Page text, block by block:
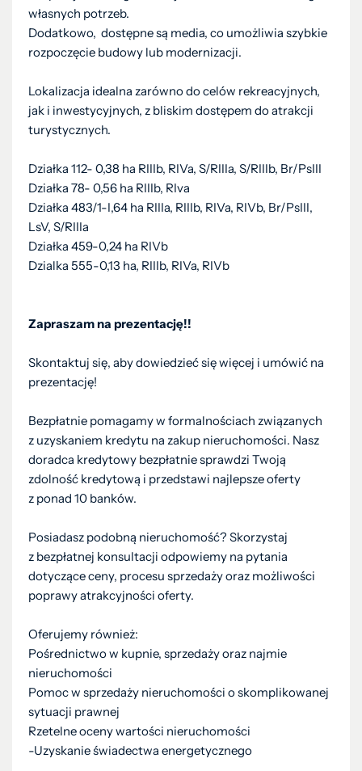
własnych potrzeb.
Dodatkowo, dostępne są media, co umożliwia szybkie
rozpoczęcie budowy lub modernizacji.
Lokalizacja idealna zarówno do celów rekreacyjnych,
jak i inwestycyjnych, z bliskim dostępem do atrakcji
turystycznych.
Działka 112- 0,38 ha RIIIb, RIVa, S/RIIIa, S/RIIIb, Br/PsIII
Działka 78- 0,56 ha RIIIb, RIva
Działka 483/1-I,64 ha RIIIa, RIIIb, RIVa, RIVb, Br/PsIII,
LsV, S/RIIIa
Działka 459-0,24 ha RIVb
Dzialka 555-0,13 ha, RIIIb, RIVa, RIVb
Zapraszam na prezentację!!
Skontaktuj się, aby dowiedzieć się więcej i umówić na
prezentację!
Bezpłatnie pomagamy w formalnościach związanych
z uzyskaniem kredytu na zakup nieruchomości. Nasz
doradca kredytowy bezpłatnie sprawdzi Twoją
zdolność kredytową i przedstawi najlepsze oferty
z ponad 10 banków.
Posiadasz podobną nieruchomość? Skorzystaj
z bezpłatnej konsultacji odpowiemy na pytania
dotyczące ceny, procesu sprzedaży oraz możliwości
poprawy atrakcyjności oferty.
Oferujemy również:
Pośrednictwo w kupnie, sprzedaży oraz najmie
nieruchomości
Pomoc w sprzedaży nieruchomości o skomplikowanej
sytuacji prawnej
Rzetelne oceny wartości nieruchomości
-Uzyskanie świadectwa energetycznego